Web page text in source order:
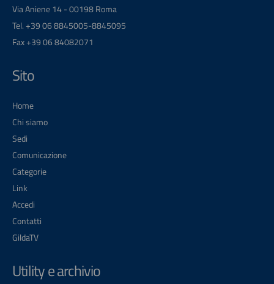
Via Aniene 14 - 00198 Roma
Tel. +39 06 8845005-8845095
Fax +39 06 84082071
Sito
Home
Chi siamo
Sedi
Comunicazione
Categorie
Link
Accedi
Contatti
GildaTV
Utility e archivio